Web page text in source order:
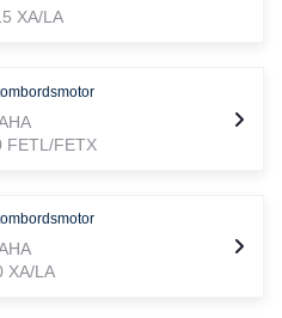
XA/LA
FETL/FETX
XA/LA